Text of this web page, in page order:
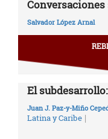
Salvador López Arnal
El
Juan J. Paz-y-Miño
Latina y Caribe |